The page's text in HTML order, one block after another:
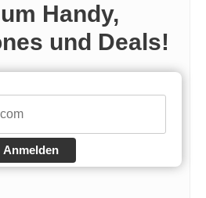
Handy,
und Deals!
Anmelden